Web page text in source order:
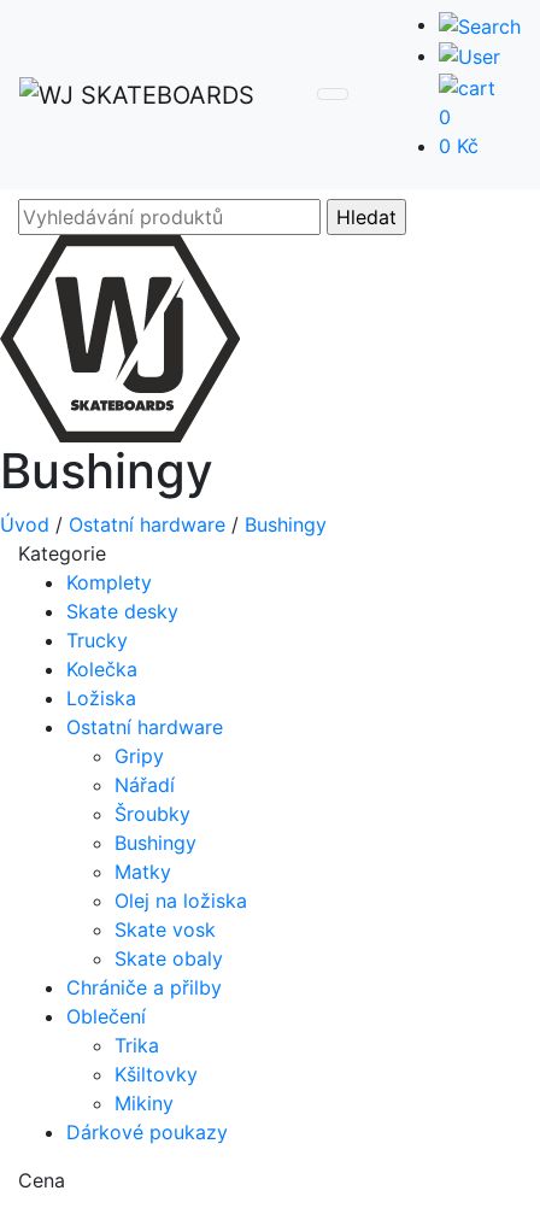
0
0 Kč
Bushingy
Úvod / Ostatní hardware / Bushingy
Kategorie
Komplety
Skate desky
Trucky
Kolečka
Ložiska
Ostatní hardware
Gripy
Nářadí
Šroubky
Bushingy
Matky
Olej na ložiska
Skate vosk
Skate obaly
Chrániče a přilby
Oblečení
Trika
Kšiltovky
Mikiny
Dárkové poukazy
Cena